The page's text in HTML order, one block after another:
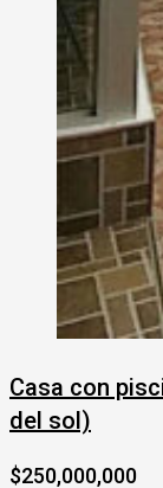
Casa con
del sol)
$250,000,000